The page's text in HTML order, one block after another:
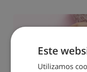
Este
Utilizamos